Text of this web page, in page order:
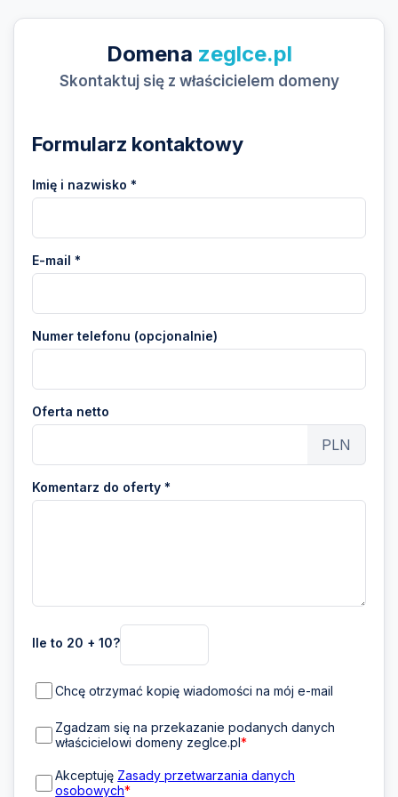
Domena zeglce.pl
Skontaktuj się z właścicielem domeny
Formularz kontaktowy
Imię i nazwisko *
E-mail *
Numer telefonu (opcjonalnie)
Oferta netto
PLN
Komentarz do oferty *
Ile to 20 + 10?
Chcę otrzymać kopię wiadomości na mój e-mail
Zgadzam się na przekazanie podanych danych
właścicielowi domeny zeglce.pl*
Akceptuję Zasady przetwarzania danych
osobowych*